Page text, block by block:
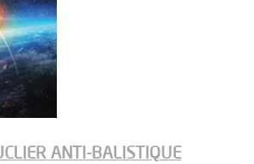
ANTI-BALISTIQUE